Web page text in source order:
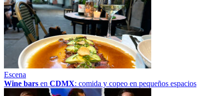
Escena
Wine bars en CDMX: comida y copeo en pequeños espacios